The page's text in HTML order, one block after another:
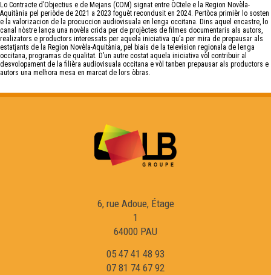
Lo Contracte d’Objectius e de Mejans (COM) signat entre ÒCtele e la Region Novèla-
Aquitània pel periòde de 2021 a 2023 foguèt recondusit en 2024. Pertòca primièr lo sosten
e la valorizacion de la procuccion audiovisuala en lenga occitana. Dins aquel encastre, lo
canal nòstre lança una novèla crida per de projèctes de filmes documentaris als autors,
realizators e productors interessats per aquela iniciativa qu’a per mira de prepausar als
estatjants de la Region Novèla-Aquitània, pel biais de la television regionala de lenga
occitana, programas de qualitat. D’un autre costat aquela iniciativa vòl contribuir al
desvolopament de la filièra audiovisuala occitana e vòl tanben prepausar als productors e
autors una melhora mesa en marcat de lors òbras.
6, rue Adoue, Étage
1
64000 PAU
05 47 41 48 93
07 81 74 67 92